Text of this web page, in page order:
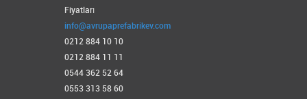
Fiyatları
info@avrupaprefabrikev.com
0212 884 10 10
0212 884 11 11
0544 362 52 64
0553 313 58 60